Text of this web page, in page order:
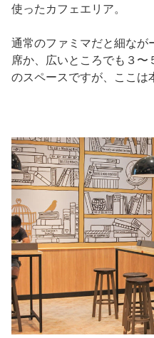
使ったカフェエリア。
通常のファミマだと細なが
席か、広いところでも３〜
のスペースですが、ここは